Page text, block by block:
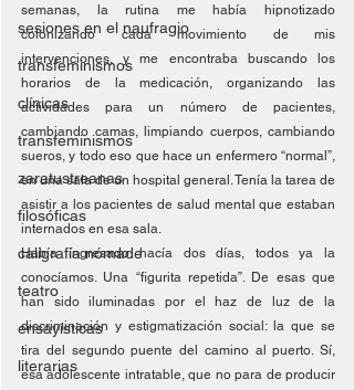
sesiones en el naufragio
transfeminismos
clínicas
transfeminismos
zaratustreanas
filosóficas
caligrafía nómade
teatro
ensayísticas
literarias
semanas, la rutina me había hipnotizado
colonizando cada movimiento de mis
intervenciones, y me encontraba buscando los
horarios de la medicación, organizando las
actividades para un número de pacientes,
cambiando camas, limpiando cuerpos, cambiando
sueros, y todo eso que hace un enfermero “normal”,
en una sala de un hospital general. Tenía la tarea de
asistir a los pacientes de salud mental que estaban
internados en esa sala.
Había ingresado hacía dos días, todos ya la
conocíamos. Una “figurita repetida”. De esas que
han sido iluminadas por el haz de luz de la
discriminación y estigmatización social: la que se
tira del segundo puente del camino al puerto. Sí,
esa adolescente intratable, que no para de producir